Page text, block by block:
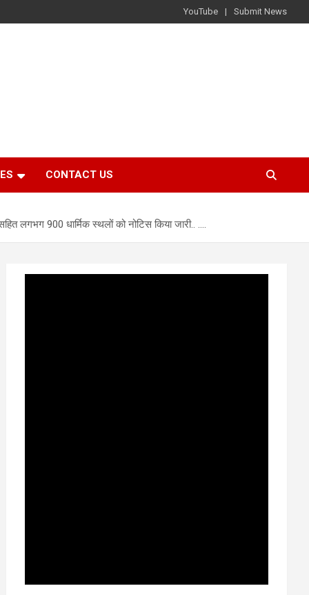
YouTube Submit News
CONTACT US
लगभग 900 धार्मिक स्थलों को नोटिस किया जारी.. ….